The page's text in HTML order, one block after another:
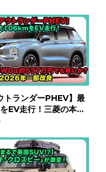
トランダーPHEV】最
EV走行！三菱の本格
万円でも買いか？